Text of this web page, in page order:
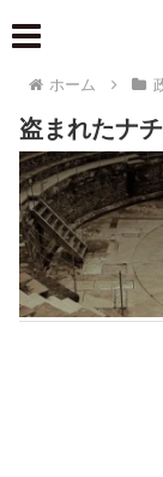
ホーム
盗まれたナ